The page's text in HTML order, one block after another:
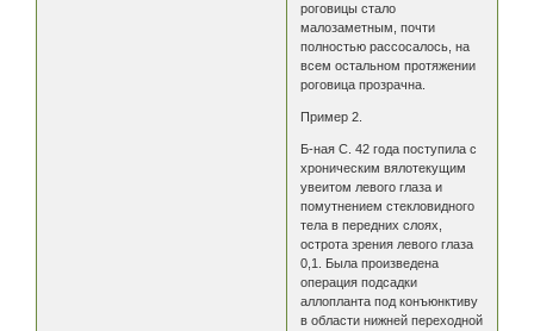
роговицы стало
малозаметным, почти
полностью рассосалось, на
всем остальном протяжении
роговица прозрачна.
Пример 2.
Б-ная С. 42 года поступила с
хроническим вялотекущим
увеитом левого глаза и
помутнением стекловидного
тела в передних слоях,
острота зрения левого глаза
0,1. Была произведена
операция подсадки
аллопланта под конъюнктиву
в области нижней переходной